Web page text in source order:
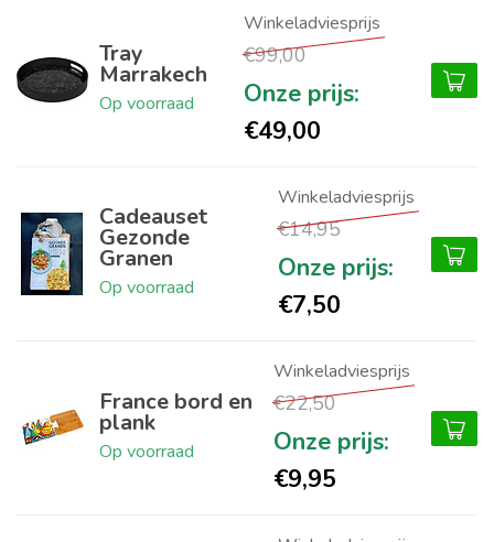
Tray
Marrakech
Op voorraad
€99,00
€49,00
Cadeauset
Gezonde
Granen
Op voorraad
€14,95
€7,50
France bord en
plank
Op voorraad
€22,50
€9,95